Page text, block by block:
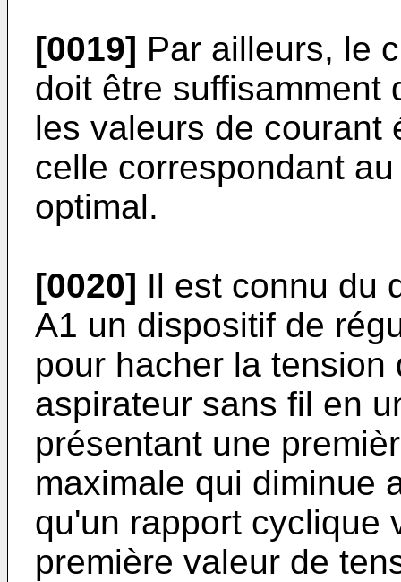
[0019] Par ailleurs, le
doit être suffisamment
les valeurs de courant
celle correspondant
optimal.
[0020] Il est connu du
A1 un dispositif de
pour hacher la
aspirateur sans fil en
présentant une
maximale qui diminue
qu'un rapport cyclique
première valeur de